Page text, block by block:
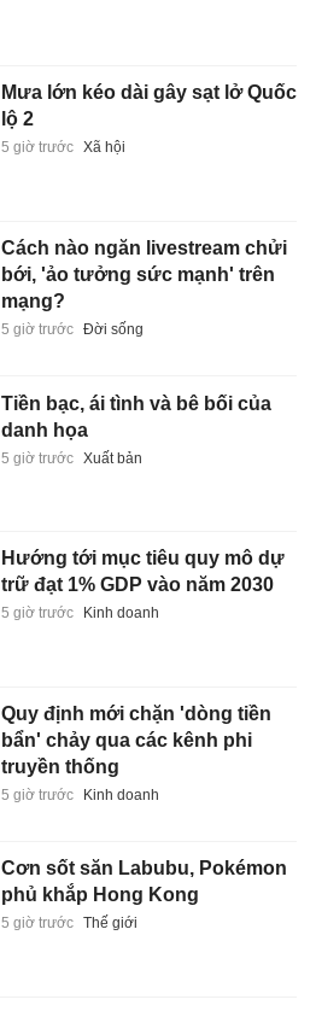
Mưa lớn kéo dài gây sạt lở Quốc
lộ 2
5 giờ trước Xã hội
Cách nào ngăn livestream chửi
bới, 'ảo tưởng sức mạnh' trên
mạng?
5 giờ trước Đời sống
Tiền bạc, ái tình và bê bối của
danh họa
5 giờ trước Xuất bản
Hướng tới mục tiêu quy mô dự
trữ đạt 1% GDP vào năm 2030
5 giờ trước Kinh doanh
Quy định mới chặn 'dòng tiền
bẩn' chảy qua các kênh phi
truyền thống
5 giờ trước Kinh doanh
Cơn sốt săn Labubu, Pokémon
phủ khắp Hong Kong
5 giờ trước Thế giới